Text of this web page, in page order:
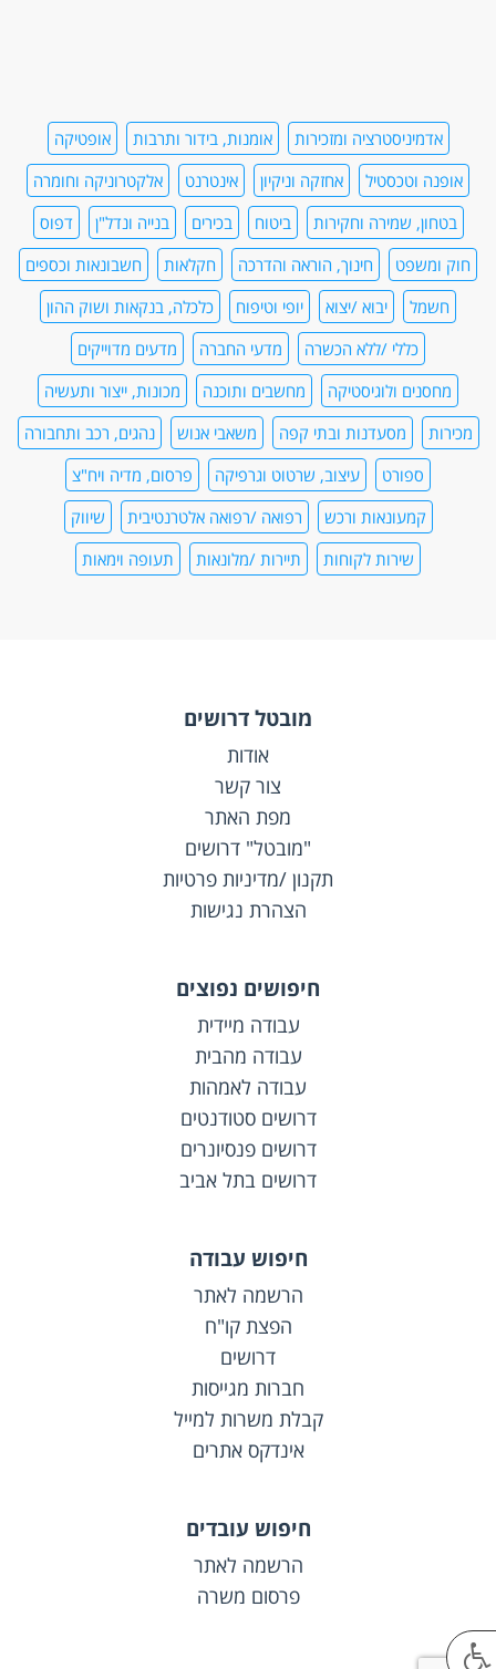
אדמיניסטרציה ומזכירות אומנות, בידור ותרבות
אופטיקה
אופנה וטכסטיל
אחזקה וניקיון אינטרנט
אלקטרוניקה וחומרה
בטחון, שמירה וחקירות
ביטוח בכירים בנייה ונדל"ן
דפוס
חוק ומשפט
חינוך, הוראה והדרכה חקלאות
חשבונאות וכספים
חשמל
יבוא /יצוא יופי וטיפוח
כלכלה, בנקאות ושוק ההון
כללי /ללא הכשרה
מדעי החברה
מדעים מדוייקים
מחסנים ולוגיסטיקה
מחשבים ותוכנה
מכונות, ייצור ותעשיה
מכירות
מסעדנות ובתי קפה משאבי אנוש
נהגים, רכב ותחבורה
ספורט
עיצוב, שרטוט וגרפיקה
פרסום, מדיה ויח"צ
קמעונאות ורכש
רפואה /רפואה אלטרנטיבית
שיווק
שירות לקוחות
תיירות /מלונאות תעופה וימאות
מובטל דרושים
אודות
צור קשר
מפת האתר
"מובטל" דרושים
תקנון /מדיניות פרטיות
הצהרת נגישות
חיפושים נפוצים
עבודה מיידית
עבודה מהבית
עבודה לאמהות
דרושים סטודנטים
דרושים פנסיונרים
דרושים בתל אביב
חיפוש עבודה
הרשמה לאתר
הפצת קו"ח
דרושים
חברות מגייסות
קבלת משרות למייל
אינדקס אתרים
חיפוש עובדים
הרשמה לאתר
פרסום משרה